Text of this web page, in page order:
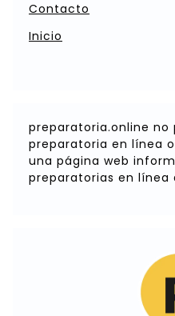
Contacto
Inicio
preparatoria.online
preparatoria en línea
una página web
preparatorias en línea